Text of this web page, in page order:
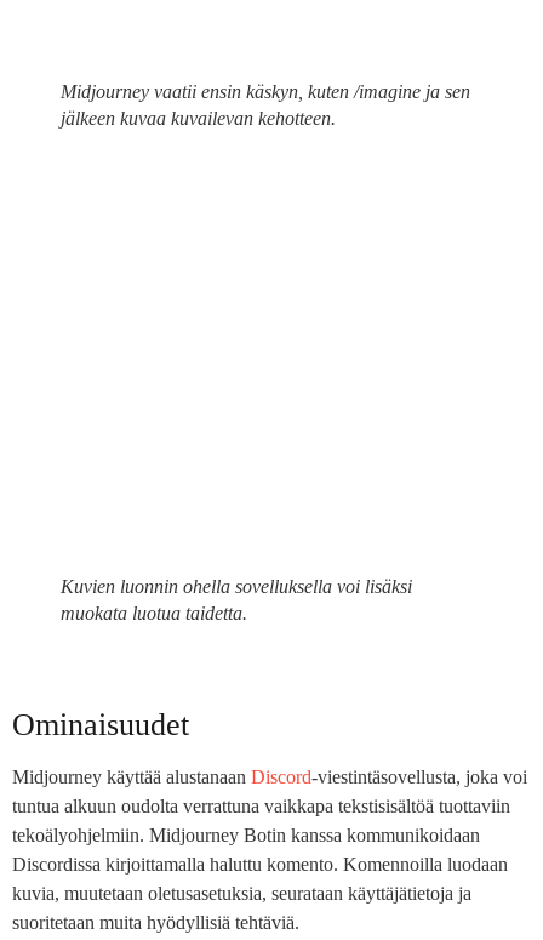
Midjourney vaatii ensin käskyn, kuten /imagine ja sen
jälkeen kuvaa kuvailevan kehotteen.
Kuvien luonnin ohella sovelluksella voi lisäksi
muokata luotua taidetta.
Ominaisuudet
Midjourney käyttää alustanaan Discord-viestintäsovellusta, joka voi
tuntua alkuun oudolta verrattuna vaikkapa tekstisisältöä tuottaviin
tekoälyohjelmiin. Midjourney Botin kanssa kommunikoidaan
Discordissa kirjoittamalla haluttu komento. Komennoilla luodaan
kuvia, muutetaan oletusasetuksia, seurataan käyttäjätietoja ja
suoritetaan muita hyödyllisiä tehtäviä.